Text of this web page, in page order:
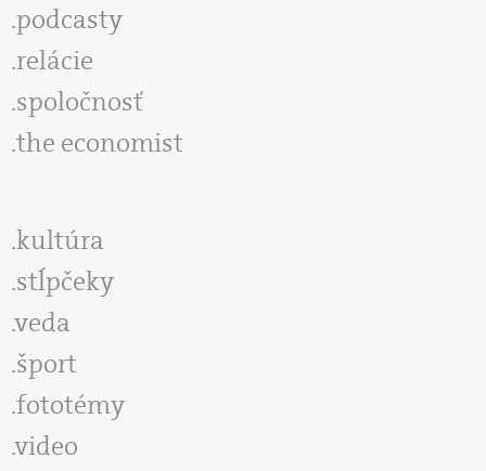
podcasty
relácie
spoločnosť
the economist
kultúra
stĺpčeky
veda
šport
fototémy
video